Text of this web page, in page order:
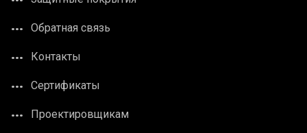
Обратная связь
Контакты
Сертификаты
Проектировщикам